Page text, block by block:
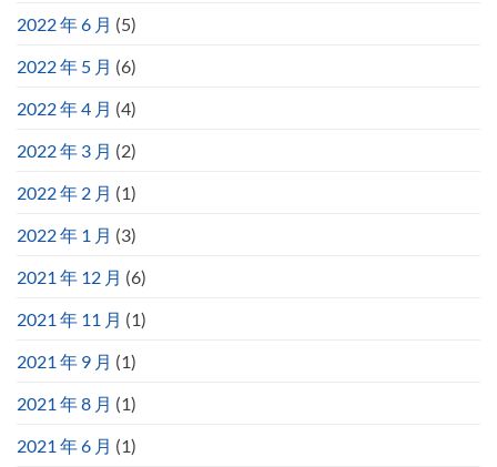
2022 年 6 月 (5)
2022 年 5 月 (6)
2022 年 4 月 (4)
2022 年 3 月 (2)
2022 年 2 月 (1)
2022 年 1 月 (3)
2021 年 12 月 (6)
2021 年 11 月 (1)
2021 年 9 月 (1)
2021 年 8 月 (1)
2021 年 6 月 (1)